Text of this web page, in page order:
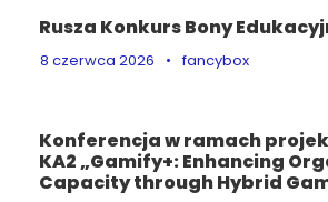
Rusza Konkurs Bony
8 czerwca 2026 • fancybox
Konferencja w ramach
KA2 „Gamify+: Enhancing
Capacity through Hybrid